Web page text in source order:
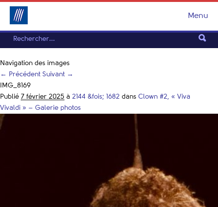
Menu
Navigation des images
← Précédent Suivant →
IMG_8169
Publié 7 février 2025 à 2144 &fois; 1682 dans Clown #2, « Viva
Vivaldi » – Galerie photos